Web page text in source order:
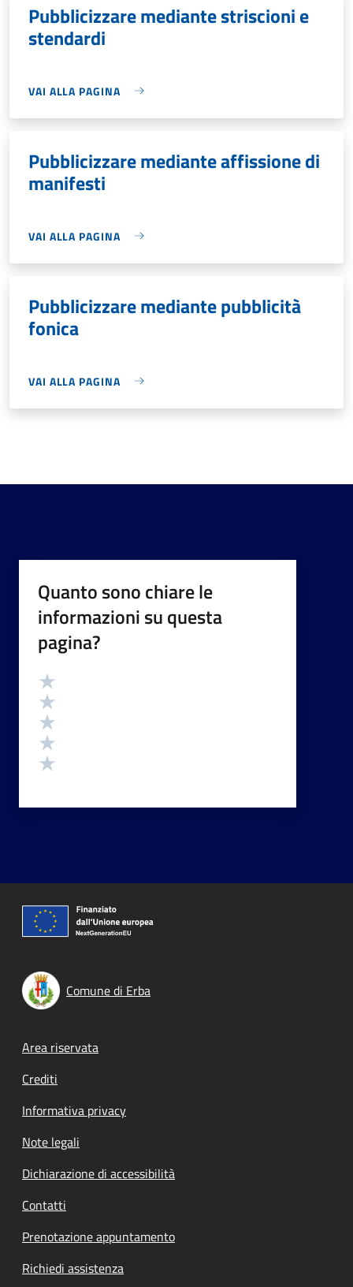
Pubblicizzare mediante striscioni e
stendardi
VAI ALLA PAGINA
Pubblicizzare mediante affissione di
manifesti
VAI ALLA PAGINA
Pubblicizzare mediante pubblicità
fonica
VAI ALLA PAGINA
Quanto sono chiare le
informazioni su questa
pagina?
Valutazione
Comune di Erba
Footer menu
Area riservata
Crediti
Informativa privacy
Note legali
Dichiarazione di accessibilità
Contatti
Prenotazione appuntamento
Richiedi assistenza